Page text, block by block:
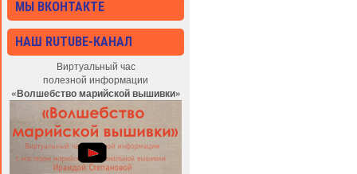
МЫ ВКОНТАКТЕ
НАШ RUTUBE-КАНАЛ
Виртуальный час
полезной информации
«Волшебство марийской вышивки»